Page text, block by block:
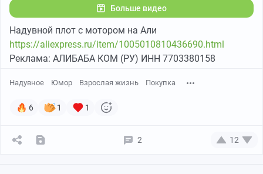
Больше видео
Надувной плот с мотором на Али
https://aliexpress.ru/item/1005010810436690.html
Реклама: АЛИБАБА КОМ (РУ) ИНН 7703380158
Надувное Юмор Взрослая жизнь Покупка
6 1 1
2 12